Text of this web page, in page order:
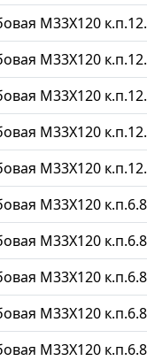
М33Х120
М33Х120
М33Х120
М33Х120
М33Х120
М33Х120 к.п.6.8
М33Х120
М33Х120
М33Х120
М33Х120